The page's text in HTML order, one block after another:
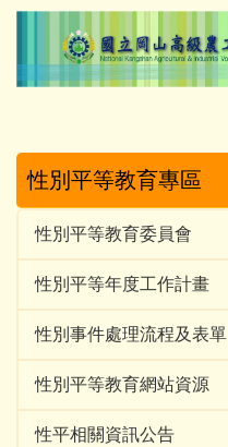
跳
主
區性別平等教育專區
性別平等教育委員會
性別平等年度工作計畫
性別事件處理流程及表單
性別平等教育網站資源
性平相關資訊公告